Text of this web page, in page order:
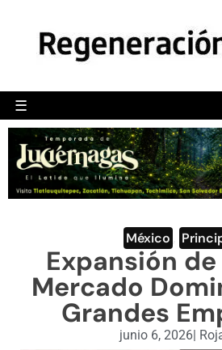
☰
POLÍTICA
CAMALEÓN
OPINIÓN
DEPORTES
ENGLISH
VIDEOS
México
Expansión
Mercado
Grandes
junio 6, 2026|